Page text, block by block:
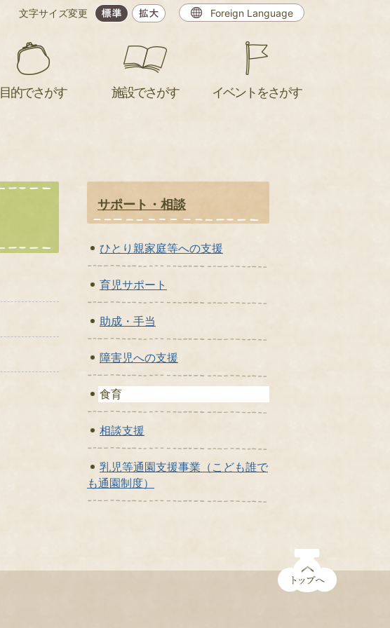
文字サイズ変更 Foreign Language
目的でさがす 施設でさがす イベントをさがす
サポート・相談
ひとり親家庭等への支援
育児サポート
助成・手当
障害児への支援
食育
相談支援
乳児等通園支援事業（こども誰で
も通園制度）